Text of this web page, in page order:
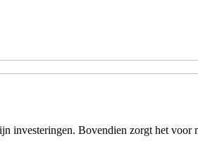
investeringen. Bovendien zorgt het